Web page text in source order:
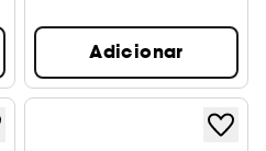
Adicionar